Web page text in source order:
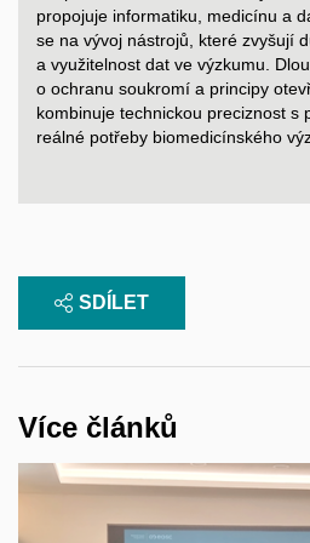
propojuje informatiku, medicínu a
se na vývoj nástrojů, které zvyšují
a využitelnost dat ve výzkumu.
o ochranu soukromí a principy
kombinuje technickou preciznost s
reálné potřeby biomedicínského
SDÍLET
Více článků